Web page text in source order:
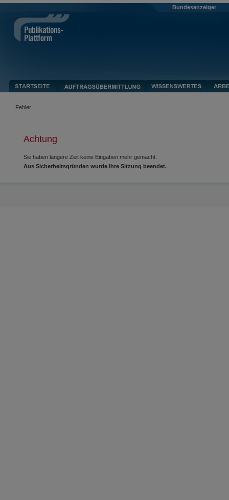
Bundesanzeiger
Fehler
Achtung
Sie haben längere Zeit keine Eingaben mehr gemacht.
Aus Sicherheitsgründen wurde Ihre Sitzung beendet.